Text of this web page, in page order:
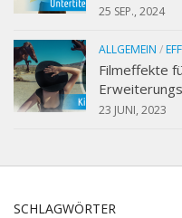
25 SEP., 2024
ALLGEMEIN /
Filmeffekte
23 JUNI, 2023
SCHLAGWÖRTER